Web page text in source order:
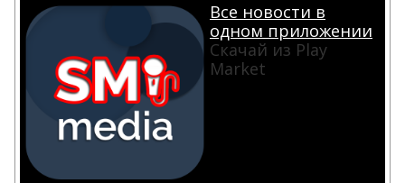
Все новости в
одном приложении
Скачай из Play
Market